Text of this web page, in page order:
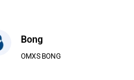
Bong
OMXS BONG